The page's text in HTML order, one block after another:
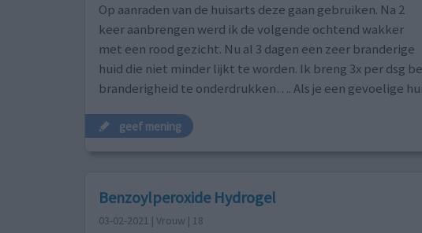
Op aanraden van de huisarts deze gaan gebruiken. Na 2
keer aanbrengen werd ik de volgende ochtend wakker
met een rood gezicht. Nu al 3 dagen een zeer branderige
huid die niet minder lijkt te worden. Ik breng 3x per dsg
branderigheid te onderdrukken…. Als je een gevoelige
geef mening
Benzoylperoxide Hydrogel
03-02-2021 | Vrouw | 18